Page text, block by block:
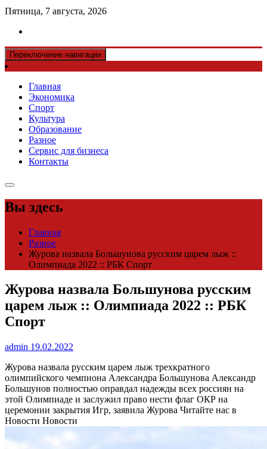
Пятница, 7 августа, 2026
Переключение навигации
Главная
Экономика
Спорт
Культура
Образование
Разное
Сервис для бизнеса
Контакты
Вы здесь
Главная
Разное
Журова назвала Большунова русским царем лыж ::
Олимпиада 2022 :: РБК Спорт
Журова назвала Большунова русским
царем лыж :: Олимпиада 2022 :: РБК
Спорт
admin 19.02.2022
Журова назвала русским царем лыж трехкратного
олимпийского чемпиона Александра Большунова Александр
Большунов полностью оправдал надежды всех россиян на
этой Олимпиаде и заслужил право нести флаг ОКР на
церемонии закрытия Игр, заявила Журова Читайте нас в
Новости Новости